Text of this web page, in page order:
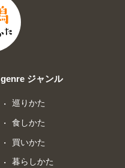
genre ジャンル
巡りかた
食しかた
買いかた
暮らしかた